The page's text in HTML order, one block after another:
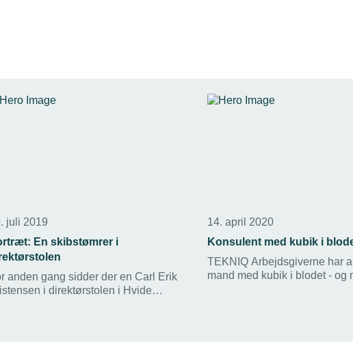
juli 2019
En skibstømrer i
anden gang sidder der en Carl Erik
i direktørstolen i Hvide
14. april 2020
Konsulent med kubik i
TEKNIQ Arbejdsgiverne har
mand med kubik i blodet - og